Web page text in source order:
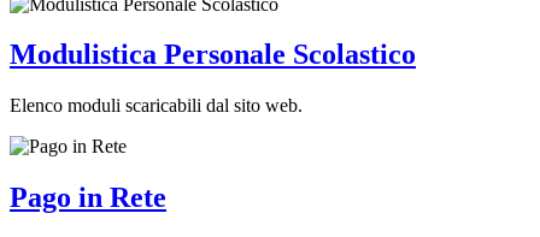
Modulistica Personale Scolastico
Elenco moduli scaricabili dal sito web.
Pago in Rete